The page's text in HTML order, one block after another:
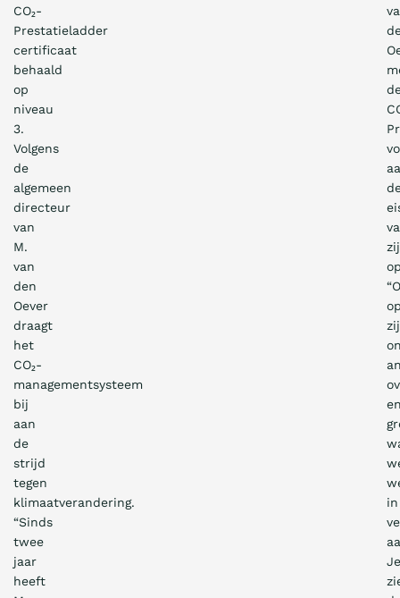
CO₂-
Prestatieladder
certificaat
behaald
op
niveau
3.
Volgens
de
algemeen
directeur
van
M.
van
den
Oever
draagt
het
CO₂-
managementsysteem
bij
aan
de
strijd
tegen
klimaatverandering.
“Sinds
twee
jaar
heeft
in
Je